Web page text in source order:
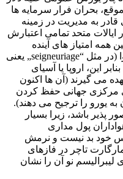
موقع، بحران فرار سرمایه ها
قادر به مدیریت در زمینه
متحد تمامی اعتبارش
همه امتیاز های آینده
(در مثل „seigneuriage“ یعنی
این، اروپا یا آسیای
می گیرند (آن ها اکنون
مرکزی جهانی حفظ کردن
یورو را ترجیح می دهند).
پذیر باشد، زیرا بسیار
پول مداری
خود بد نیست و نرمش
تاچر در فازهای
نو آن را نشان